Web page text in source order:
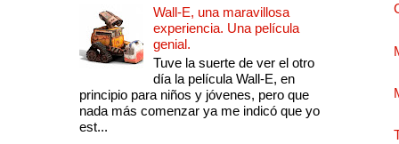
Wall-E, una maravillosa
experiencia. Una película
genial.
Tuve la suerte de ver el otro
día la película Wall-E, en
principio para niños y jóvenes, pero que
nada más comenzar ya me indicó que yo
est...